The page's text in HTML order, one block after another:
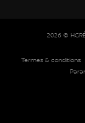
2026 ©
Termes & conditions|